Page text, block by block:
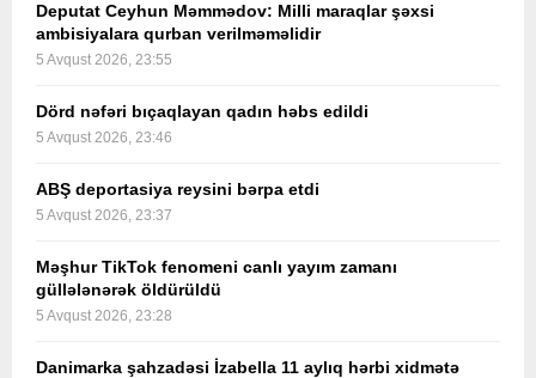
Deputat Ceyhun Məmmədov: Milli maraqlar şəxsi
ambisiyalara qurban verilməməlidir
5 Avqust 2026, 23:55
Dörd nəfəri bıçaqlayan qadın həbs edildi
5 Avqust 2026, 23:46
ABŞ deportasiya reysini bərpa etdi
5 Avqust 2026, 23:37
Məşhur TikTok fenomeni canlı yayım zamanı
güllələnərək öldürüldü
5 Avqust 2026, 23:28
Danimarka şahzadəsi İzabella 11 aylıq hərbi xidmətə